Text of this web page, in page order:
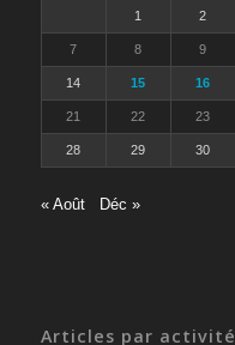
1 2
7 8 9
14 15 16
21 22 23
28 29 30
« Août Déc »
Articles par activité